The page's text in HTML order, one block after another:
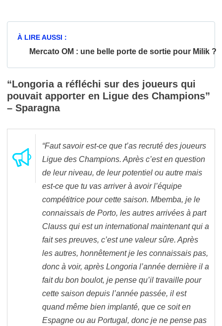
À LIRE AUSSI :
Mercato OM : une belle porte de sortie pour Milik ?
“Longoria a réfléchi sur des joueurs qui
pouvait apporter en Ligue des Champions”
– Sparagna
“Faut savoir est-ce que t’as recruté des joueurs
Ligue des Champions. Après c’est en question
de leur niveau, de leur potentiel ou autre mais
est-ce que tu vas arriver à avoir l’équipe
compétitrice pour cette saison. Mbemba, je le
connaissais de Porto, les autres arrivées à part
Clauss qui est un international maintenant qui a
fait ses preuves, c’est une valeur sûre. Après
les autres, honnêtement je les connaissais pas,
donc à voir, après Longoria l’année dernière il a
fait du bon boulot, je pense qu’il travaille pour
cette saison depuis l’année passée, il est
quand même bien implanté, que ce soit en
Espagne ou au Portugal, donc je ne pense pas